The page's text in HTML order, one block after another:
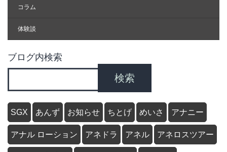
コラム
体験談
ブログ内検索
検索
SGX あんず お知らせ ちとげ めいさ アナニー
アナル ローション アネドラ アネル アネロスツアー